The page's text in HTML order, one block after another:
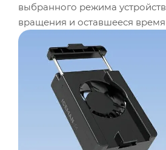
выбранного режима
вращения и оставшееся